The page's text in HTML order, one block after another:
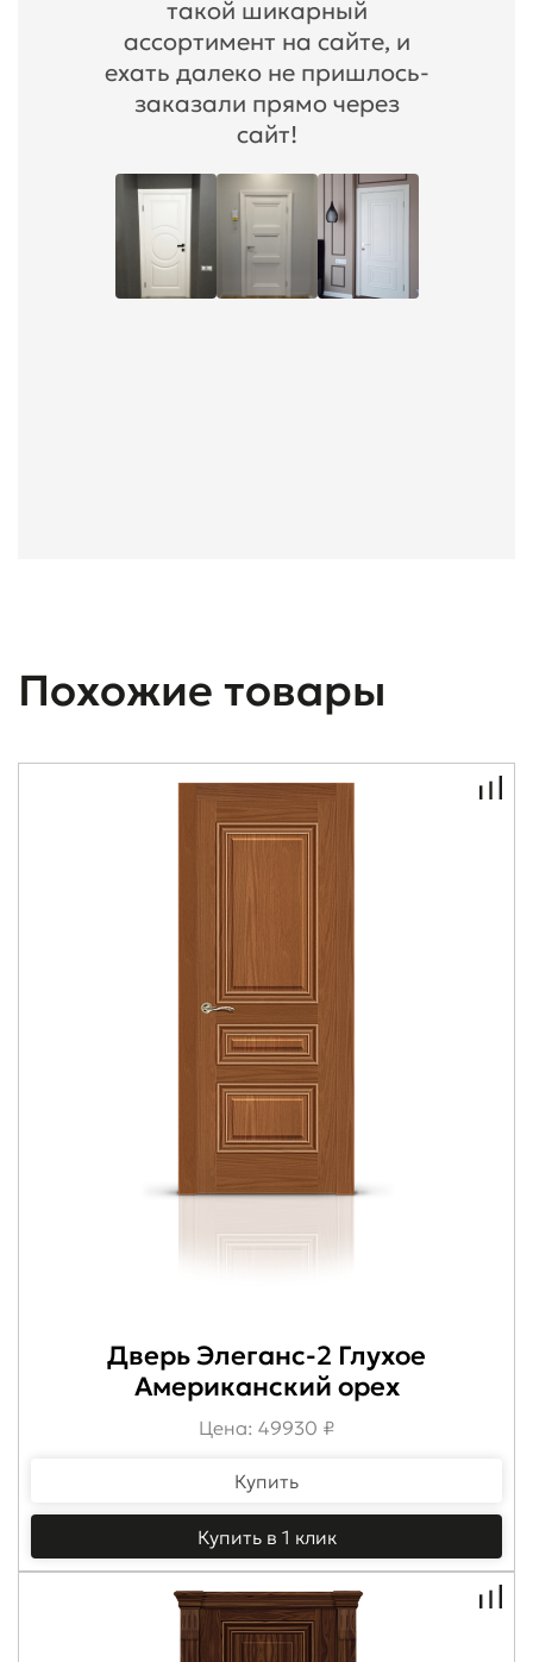
такой шикарный
ассортимент на сайте, и
ехать далеко не пришлось-
заказали прямо через
сайт!
Похожие товары
Дверь Элеганс-2 Глухое
Американский орех
Цена: 49930 ₽
Купить
Купить в 1 клик